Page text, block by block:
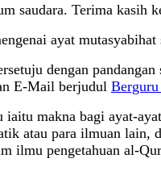
saudara. Terima kasih
ayat
dengan
E-Mail berjudul
makna bagi ayat-
atau para ilmuan lain,
ilmu pengetahuan al-